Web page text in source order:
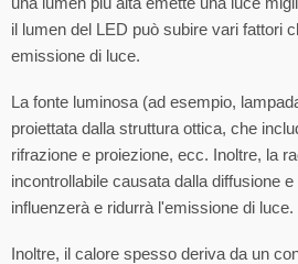
il lumen del LED può subire vari fattori
emissione di luce.
La fonte luminosa (ad esempio,
proiettata dalla struttura ottica, che
rifrazione e proiezione, ecc. Inoltre, la
incontrollabile causata dalla diffusione
influenzerà e ridurrà l'emissione di luce.
Inoltre, il calore spesso deriva da un